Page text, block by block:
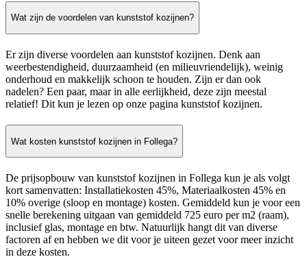
Wat zijn de voordelen van kunststof kozijnen?
Er zijn diverse voordelen aan kunststof kozijnen. Denk aan
weerbestendigheid, duurzaamheid (en milieuvriendelijk), weinig
onderhoud en makkelijk schoon te houden. Zijn er dan ook
nadelen? Een paar, maar in alle eerlijkheid, deze zijn meestal
relatief! Dit kun je lezen op onze pagina kunststof kozijnen.
Wat kosten kunststof kozijnen in Follega?
De prijsopbouw van kunststof kozijnen in Follega kun je als volgt
kort samenvatten: Installatiekosten 45%, Materiaalkosten 45% en
10% overige (sloop en montage) kosten. Gemiddeld kun je voor een
snelle berekening uitgaan van gemiddeld 725 euro per m2 (raam),
inclusief glas, montage en btw. Natuurlijk hangt dit van diverse
factoren af en hebben we dit voor je uiteen gezet voor meer inzicht
in deze kosten.